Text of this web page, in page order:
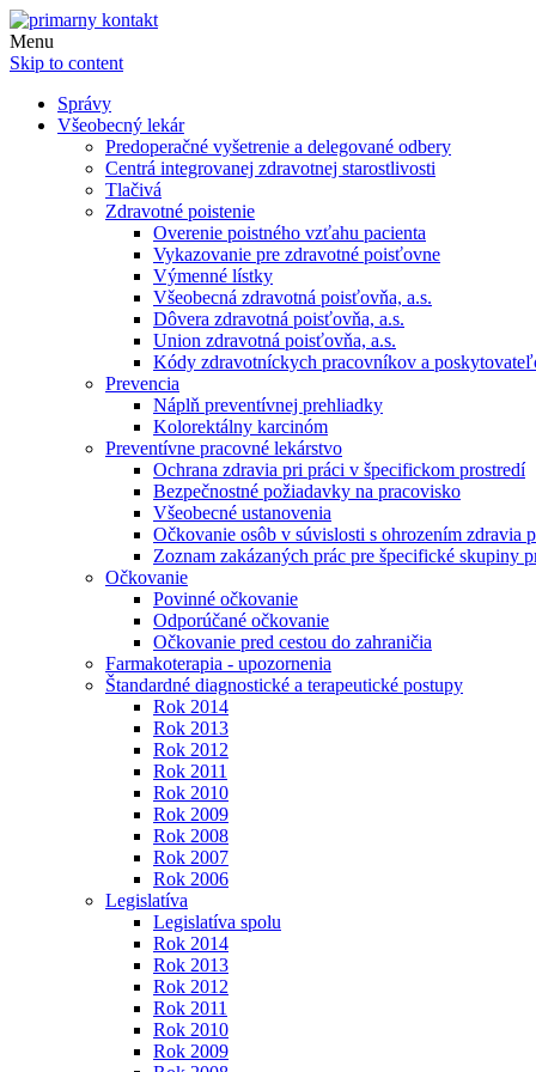
Menu
Skip to content
Správy
Všeobecný lekár
Predoperačné vyšetrenie a delegované odbery
Centrá integrovanej zdravotnej starostlivosti
Tlačivá
Zdravotné poistenie
Overenie poistného vzťahu pacienta
Vykazovanie pre zdravotné poisťovne
Výmenné lístky
Všeobecná zdravotná poisťovňa, a.s.
Dôvera zdravotná poisťovňa, a.s.
Union zdravotná poisťovňa, a.s.
Kódy zdravotníckych pracovníkov a
Prevencia
Náplň preventívnej prehliadky
Kolorektálny karcinóm
Preventívne pracovné lekárstvo
Ochrana zdravia pri práci v špecifickom prostredí
Bezpečnostné požiadavky na pracovisko
Všeobecné ustanovenia
Očkovanie osôb v súvislosti s ohrozením zdravia
Zoznam zakázaných prác pre špecifické skupiny
Očkovanie
Povinné očkovanie
Odporúčané očkovanie
Očkovanie pred cestou do zahraničia
Farmakoterapia - upozornenia
Štandardné diagnostické a terapeutické postupy
Rok 2014
Rok 2013
Rok 2012
Rok 2011
Rok 2010
Rok 2009
Rok 2008
Rok 2007
Rok 2006
Legislatíva
Legislatíva spolu
Rok 2014
Rok 2013
Rok 2012
Rok 2011
Rok 2010
Rok 2009